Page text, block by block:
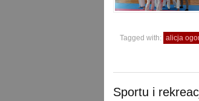
Tagged with: alicja
Sportu i